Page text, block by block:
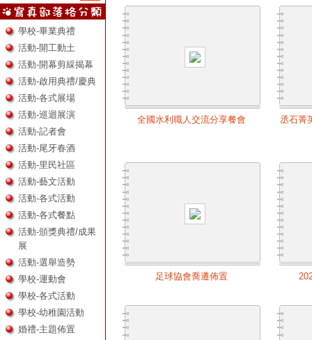
學校-畢業典禮
活動-開工動土
活動-開幕剪綵揭幕
活動-啟用典禮/慶典
活動-各式展場
活動-巡迴展演
活動-記者會
活動-尾牙春酒
活動-里民社區
活動-藝文活動
活動-各式活動
活動-各式餐點
活動-頒獎典禮/成果
展
活動-選舉造勢
學校-運動會
學校-各式活動
學校-幼稚園活動
婚禮-主題佈置
全國水利職人交流分享餐會 丞石菁
足球協會喬遷佈置